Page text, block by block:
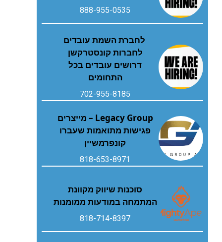
888-955-0535
לחברת השמת עובדים
לחברות קונסטרקשן
דרושים עובדים בכל
התחומים
702-955-8185
Legacy Group – מייצרים
פגישות מתואמות שעברו
קונפרמשיין
818-653-8971
סוכנות שיווק מקוונת
המתמחה במודעות ממומנות
818-714-8397